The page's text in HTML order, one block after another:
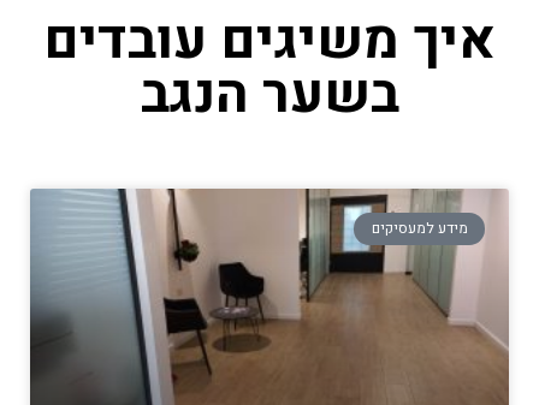
איך משיגים עובדים
בשער הנגב
מידע למעסיקים